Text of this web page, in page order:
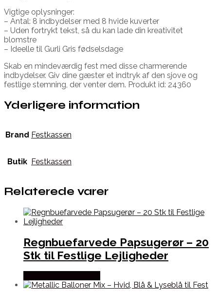
Vigtige oplysninger:
– Antal: 8 indbydelser med 8 hvide kuverter
– Uden fortrykt tekst, så du kan lade din kreativitet
blomstre
– Ideelle til Gurli Gris fødselsdage
Skab en mindeværdig fest med disse charmerende
indbydelser. Giv dine gæster et indtryk af den sjove og
festlige stemning, der venter dem. Produkt id: 24360
Yderligere information
Brand Festkassen
Butik Festkassen
Relaterede varer
Regnbuefarvede Papsugerør – 20
Stk til Festlige Lejligheder